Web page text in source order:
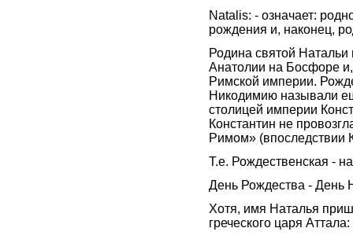
Natalis: - означает:
рождения и, наконец,
Родина святой
Анатолии на Босфоре
Римской империи.
Никодимию называли
столицей империи
Константин не
Римом» (впоследствии
Т.е. Рождественская -
День Рождества - День
Хотя, имя Наталья
греческого царя Аттала: